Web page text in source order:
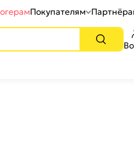
Покупателям